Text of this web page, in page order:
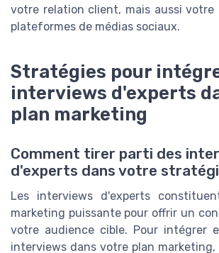
votre relation client, mais aussi votre
plateformes de médias sociaux.
Stratégies pour
interviews d'experts
plan marketing
Comment tirer parti des
d'experts dans votre
Les interviews d'experts
marketing puissante pour offrir un
votre audience cible. Pour intégrer
interviews dans votre plan marketing,